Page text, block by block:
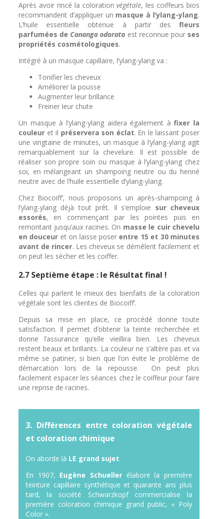
Après avoir rincé la colorationvégétale, les coiffeurs bios
recommandent d’appliquer un masque à l’ylang-ylang.
L’huile essentielle obtenue à partir desfleurs
parfumées de Cananga odorata est reconnue pourses
propriétés cosmétologiques.
Intégré à un masque capillaire, l’ylang-ylang va :
Tonifier les cheveux
Améliorer la pousse
Augmenter leur brillance
Freiner leur chute
Un masque à l’ylang-ylang aidera également àfixer la
couleuret il préservera son éclat. En le laissant poser
une vingtaine de minutes, un masque à l’ylang-ylang agit
remarquablement sur la chevelure. Il est possible de
réaliser son propre soin ou masque à l’ylang-ylang chez
soi, en mélangeant un shampoing neutre ou du henné
neutre avec de l’huile essentielle d’ylang-ylang.
Chez Biocoiff’, nous proposons un après-shampoing à
l’ylang-ylang déjà tout prêt. Il s’emploie sur cheveux
essorés, en commençant par les pointes puis en
remontant jusqu’aux racines. On masse le cuir chevelu
en douceur et on laisse poser entre 15 et 30 minutes
avant de rincer. Les cheveux se démêlent facilement et
on peut les sécher et les coiffer.
2.7 Septième étape : le Résultat final !
Celles qui parlent le mieux des bienfaits de la coloration
végétale sont les clientes de Biocoiff’.
Depuis sa mise en place, ce procédé donne toute
satisfaction. Il permet d’obtenir la teinte recherchée et
donne l’assurance qu’elle vieillira bien. Les cheveux
restent beaux et brillants. La couleur ne s’altère pas et va
même se patiner, si bien que l’on évite le problème de
démarcation lors de la repousse. On peut plus
facilement espacer les séances chez le coiffeur pour faire
une reprise de racines.
3. Différences entre coloration végétale
et coloration chimique
On aborde là LE grand sujet.
En 1907, Eugène Schueller élabore la première
teinture capillaire synthétique et quarante ans plus
tard, la société Schwarzkopf commercialise la
première coloration chimique grand public, « Poly
Color ».